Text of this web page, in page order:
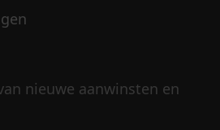
nieuwe aanwinsten en